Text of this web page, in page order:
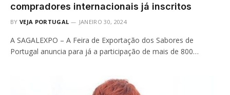
compradores internacionais já inscritos
BY VEJA PORTUGAL JANEIRO 30, 2024
A SAGALEXPO – A Feira de Exportação dos Sabores de
Portugal anuncia para já a participação de mais de 800…